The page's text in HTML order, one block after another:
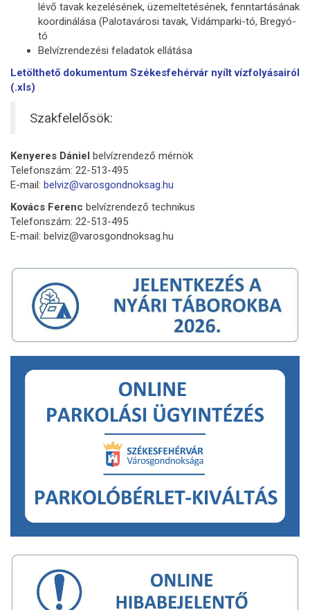
lévő tavak kezelésének, üzemeltetésének, fenntartásának
koordinálása (Palotavárosi tavak, Vidámparki-tó, Bregyó-
tó
Belvízrendezési feladatok ellátása
Letölthető dokumentum Székesfehérvár nyílt vízfolyásairól
(.xls)
Szakfelelősök:
Kenyeres Dániel belvízrendező mérnök
Telefonszám: 22-513-495
E-mail: belviz@varosgondnoksag.hu
Kovács Ferenc belvízrendező technikus
Telefonszám: 22-513-495
E-mail: belviz@varosgondnoksag.hu